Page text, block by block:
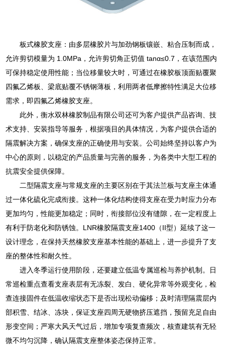
板式橡胶支座：由多层橡胶片与加劲钢板镶嵌、粘合压制而成，
允许剪切模量为 1.0MPa，允许剪切角正切值 tanα≤0.7，在该范围内
可保持稳定使用性能；当位移量较大时，可通过在橡胶板顶面贴覆聚
四氟乙烯板、梁底贴覆不锈钢薄板，利用两者低摩擦特性满足大位移
需求，即四氟乙烯橡胶支座。
此外，衡水双林橡胶制品有限公司还可为客户提供产品咨询、技
术支持、安装指导等服务，根据项目的具体情况，为客户提供合适的
隔震解决方案，确保支座的正确使用与安装。公司始终坚持以客户为
中心的原则，以稳定的产品质量与完善的服务，为各类中大型工程的
抗震安全提供保障。
二型隔震支座与常规支座的主要区别在于其法兰板与支座主体通
过一体化硫化完成衔接。这种一体化结构使得支座在受力时应力分布
更加均匀，性能更加稳定；同时，衔接部位没有缝隙，在一定程度上
有利于防老化和防锈蚀。LNR橡胶隔震支座1400（II型）延续了这一
设计理念，在保持天然橡胶支座基本性能的基础上，进一步提升了支
座的整体性和耐久性。
进入冬季运行使用阶段，还要建立低温专属巡检与养护机制。日
常巡检重点查看支座表层有无冻裂、发白、硬化异常等外观变化，检
查连接固件在低温收缩状态下是否出现松动偏移；及时清理隔震层内
部积雪、结冰、冻块，保证支座四周无硬物挤压遮挡，预留充足自由
形变空间；严寒大风天气过后，增加专项复查频次，核查建筑有无轻
微不均匀沉降，确认隔震支座整体姿态保持正常。